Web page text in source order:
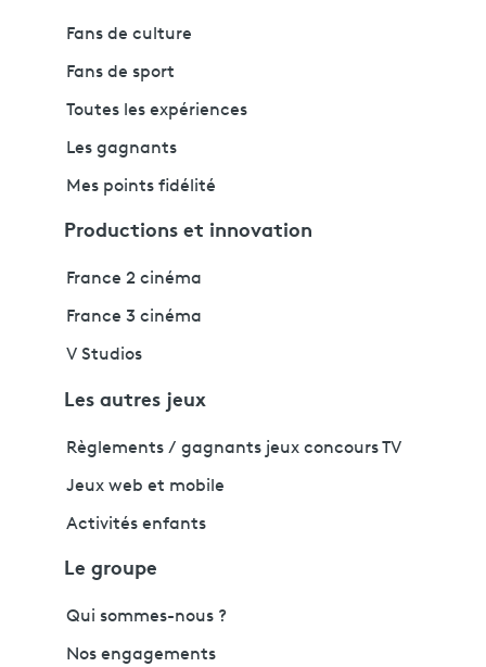
Fans de culture
Fans de sport
Toutes les expériences
Les gagnants
Mes points fidélité
Productions et innovation
France 2 cinéma
France 3 cinéma
V Studios
Les autres jeux
Règlements / gagnants jeux concours TV
Jeux web et mobile
Activités enfants
Le groupe
Qui sommes-nous ?
Nos engagements